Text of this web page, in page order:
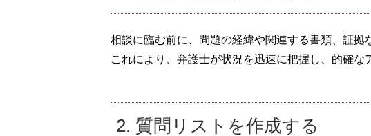
相談に臨む前に、問題の経緯や関連する書類、証拠
これにより、弁護士が状況を迅速に把握し、的確な
2. 質問リストを作成する